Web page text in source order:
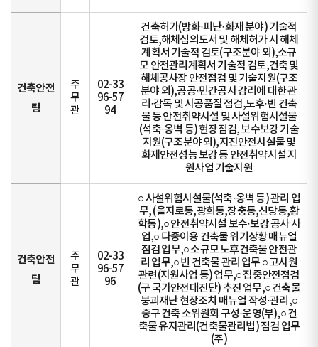
건축안전
팀
주
무
관
02-33
96-57
94
건축허가(방화·피난·화재 분야) 기술적
검토,해체심의도서 및 해체허가 시 해체
계획서 기술적 검토(구조분야 외),소규
모 안전관리계획서 기술적 검토,건축 및
해체공사장 안전점검 및 기술지원(구조
분야 외),공공·민간공사 감리에 대한 관
리·감독 및 시공품질 점검,노후·빈 건축
물 등 안전취약시설 및 사설위험시설물
(석축·옹벽 등) 현장점검, 보수보강 기술
지원(구조분야 외),지진안전시설물 및
화재안전성능 보강 등 안전취약시설 지
원사업 기술지원
건축안전
팀
주
무
관
02-33
96-57
96
○ 사설위험시설물(석축·옹벽 등) 관리 업
무, (을지로동,광희동,장충동,신당동,황
학동),○ 안전취약시설 보수·보강 공사 사
업,○ 다중이용 건축물 위기상황 매뉴얼
점검 업무,○ 소규모 노후건축물 안전관
리 업무,○ 빈 건축물 관리 업무 ○ 고시원
관련(지원사업 등) 업무,○ 집중안전점검
(구 국가안전대진단) 추진 업무,○ 건축물
붕괴재난 현장조치 매뉴얼 작성·관리,○
중구 건축 소위원회 구성·운영(부),○ 건
축물 유지관리(건축물관리법) 점검 업무
(주)